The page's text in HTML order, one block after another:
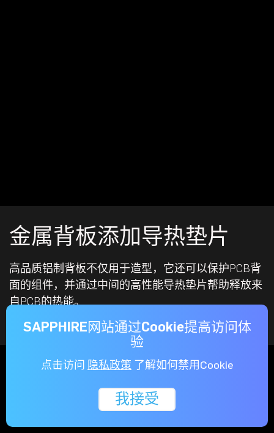
SAPPHIRE网站通过Cookie提高访问体
验
点击访问 隐私政策 了解如何禁用Cookie
我接受
金属背板添加导热垫片
高品质铝制背板不仅用于造型，它还可以保护PCB背
面的组件，并通过中间的高性能导热垫片帮助释放来
自PCB的热能。